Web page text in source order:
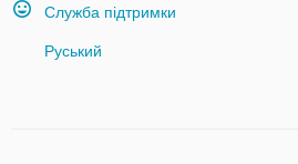
Служба підтримки
Руський